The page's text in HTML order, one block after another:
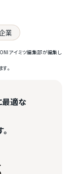
業
アイミツ編集部が編集し
。
最適な